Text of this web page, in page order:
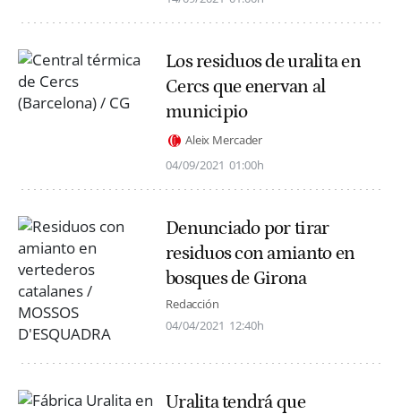
Los residuos de uralita en
Cercs que enervan al
municipio
Aleix Mercader
04/09/2021 01:00h
Denunciado por tirar
residuos con amianto en
bosques de Girona
Redacción
04/04/2021 12:40h
Uralita tendrá que